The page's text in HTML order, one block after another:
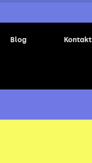
Blog Kontakt